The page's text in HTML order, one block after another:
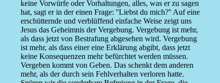
keine Vorwürfe oder Vorhaltungen, alles, was er zu sagen
hat, sagt er in der einen Frage: ''Liebst du mich?'' Auf eine
erschütternde und verblüffend einfache Weise zeigt uns
Jesus das Geheimnis der Vergebung. Vergebung ist mehr,
als dass jetzt von Bestrafung abgesehen wird. Vergebung
ist mehr, als dass einer eine Erklärung abgibt, dass jetzt
keine Konsequenzen mehr befürchtet werden müssen.
Vergeben kommt von Geben. Das schenkt dem anderen
mehr, als der durch sein Fehlverhalten verloren hatte.